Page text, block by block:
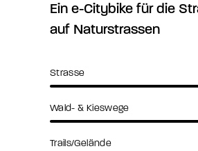
Ein e-Citybike für die
auf Naturstrassen
Strasse
Wald- & Kieswege
Trails/Gelände